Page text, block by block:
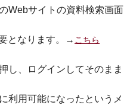
Webサイトの資料検索画面
となります。→ こちら
し、ログインしてそのまま
利用可能になったというメ